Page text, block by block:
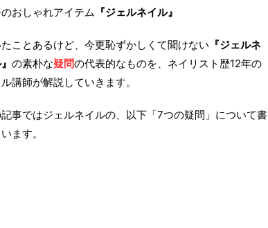
おしゃれアイテム 『ジェルネイル』
ことあるけど、今更恥ずかしくて聞けない 『ジェルネ
の素朴な疑問の代表的なものを、ネイリスト歴12年の
講師が解説していきます。
記事ではジェルネイルの、以下「7つの疑問」について書
ます。